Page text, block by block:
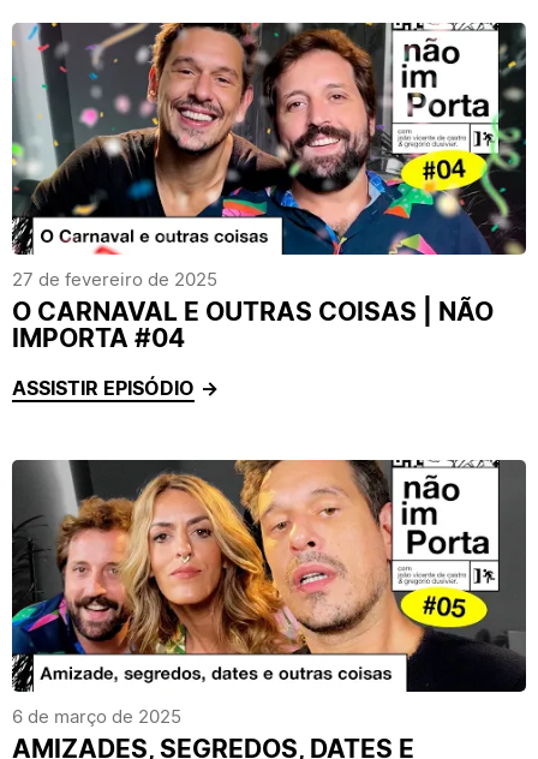
27 de fevereiro de 2025
O CARNAVAL E OUTRAS COISAS | NÃO
IMPORTA #04
ASSISTIR EPISÓDIO
6 de março de 2025
AMIZADES, SEGREDOS, DATES E